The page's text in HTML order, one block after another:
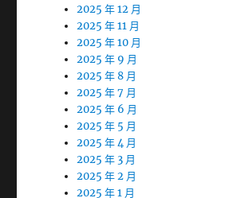
2025 年 12 月
2025 年 11 月
2025 年 10 月
2025 年 9 月
2025 年 8 月
2025 年 7 月
2025 年 6 月
2025 年 5 月
2025 年 4 月
2025 年 3 月
2025 年 2 月
2025 年 1 月